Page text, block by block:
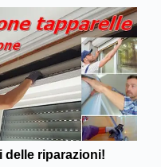
riparazioni!